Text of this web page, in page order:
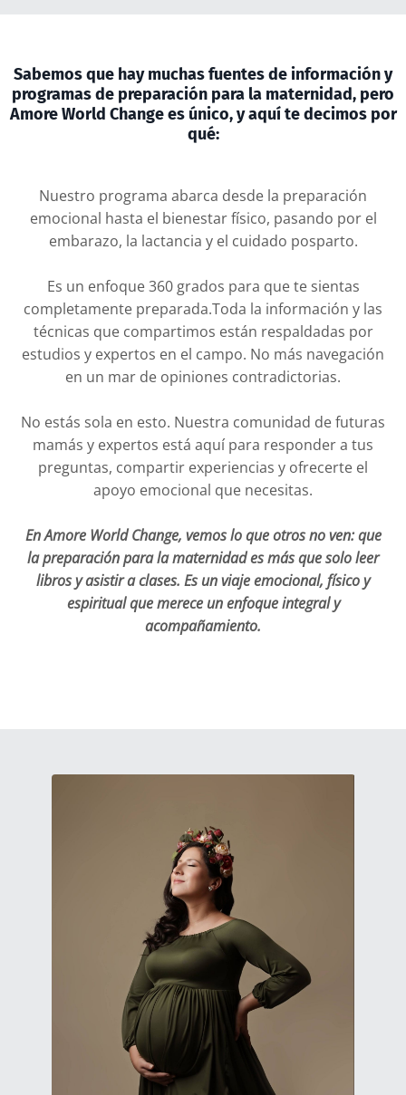
Sabemos que hay muchas fuentes de información y
programas de preparación para la maternidad, pero
Amore World Change es único, y aquí te decimos por
qué:
Nuestro programa abarca desde la preparación
emocional hasta el bienestar físico, pasando por el
embarazo, la lactancia y el cuidado posparto.
Es un enfoque 360 grados para que te sientas
completamente preparada.Toda la información y las
técnicas que compartimos están respaldadas por
estudios y expertos en el campo. No más navegación
en un mar de opiniones contradictorias.
No estás sola en esto. Nuestra comunidad de futuras
mamás y expertos está aquí para responder a tus
preguntas, compartir experiencias y ofrecerte el
apoyo emocional que necesitas.
En Amore World Change, vemos lo que otros no ven: que
la preparación para la maternidad es más que solo leer
libros y asistir a clases. Es un viaje emocional, físico y
espiritual que merece un enfoque integral y
acompañamiento.